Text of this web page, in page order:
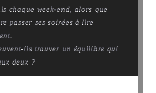
chaque week-end, alors que
passer ses soirées à lire
ils trouver un équilibre qui
deux ?